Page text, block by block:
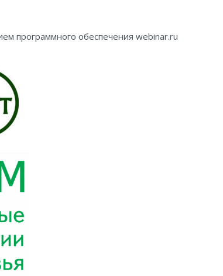
программного обеспечения webinar.ru